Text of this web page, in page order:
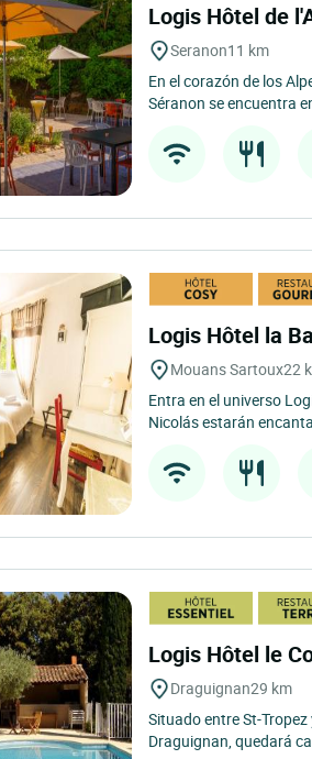
Logis Hôtel de
Seranon11 km
En el corazón de los
Séranon se encuentra
Logis Hôtel la
Mouans Sartoux22
Entra en el universo
Nicolás estarán
Logis Hôtel le
Draguignan29 km
Situado entre St-
Draguignan, quedará